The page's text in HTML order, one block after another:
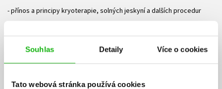
Souhlas Detaily Více o cookies
Tato webová stránka používá cookies
- přínos a principy kryoterapie, solných jeskyní a dalších procedur